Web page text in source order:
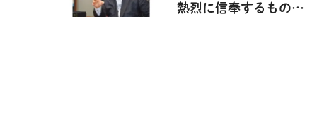
熱烈に信奉するもの